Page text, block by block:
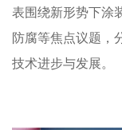
表围绕新形势下涂
防腐等焦点议题，
技术进步与发展。